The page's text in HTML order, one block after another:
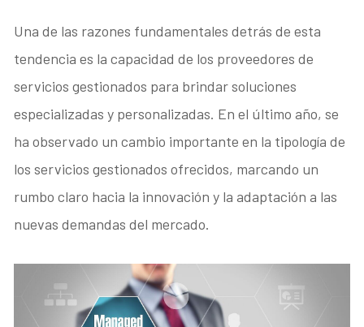
Una de las razones fundamentales detrás de esta
tendencia es la capacidad de los proveedores de
servicios gestionados para brindar soluciones
especializadas y personalizadas. En el último año, se
ha observado un cambio importante en la tipología de
los servicios gestionados ofrecidos, marcando un
rumbo claro hacia la innovación y la adaptación a las
nuevas demandas del mercado.